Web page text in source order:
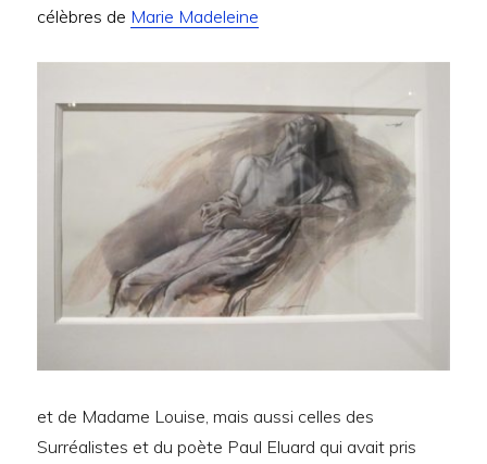
célèbres de Marie Madeleine
et de Madame Louise, mais aussi celles des
Surréalistes et du poète Paul Eluard qui avait pris